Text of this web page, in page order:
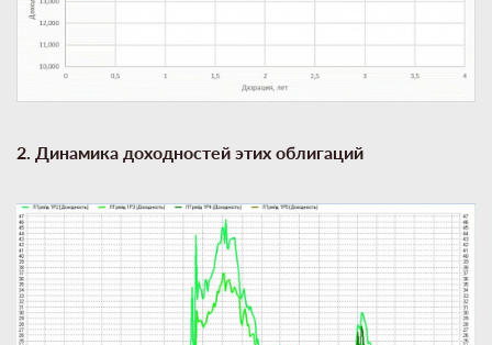
2. Динамика доходностей этих облигаций